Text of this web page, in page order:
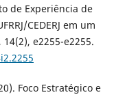
de Experiência de
CEDERJ em um
14(2), e2255-e2255.
Foco Estratégico e